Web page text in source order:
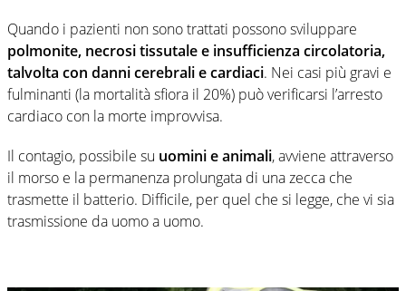
Quando i pazienti non sono trattati possono sviluppare
polmonite, necrosi tissutale e insufficienza circolatoria,
talvolta con danni cerebrali e cardiaci. Nei casi più gravi e
fulminanti (la mortalità sfiora il 20%) può verificarsi l’arresto
cardiaco con la morte improvvisa.
Il contagio, possibile su uomini e animali, avviene attraverso
il morso e la permanenza prolungata di una zecca che
trasmette il batterio. Difficile, per quel che si legge, che vi sia
trasmissione da uomo a uomo.